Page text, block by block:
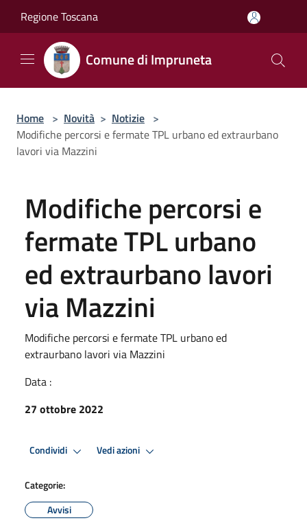
Regione Toscana
Comune di Impruneta
Home > Novità > Notizie >
Modifiche percorsi e fermate TPL urbano ed extraurbano
lavori via Mazzini
Modifiche percorsi e
fermate TPL urbano
ed extraurbano lavori
via Mazzini
Modifiche percorsi e fermate TPL urbano ed
extraurbano lavori via Mazzini
Data :
27 ottobre 2022
Condividi Vedi azioni
Categorie:
Avvisi